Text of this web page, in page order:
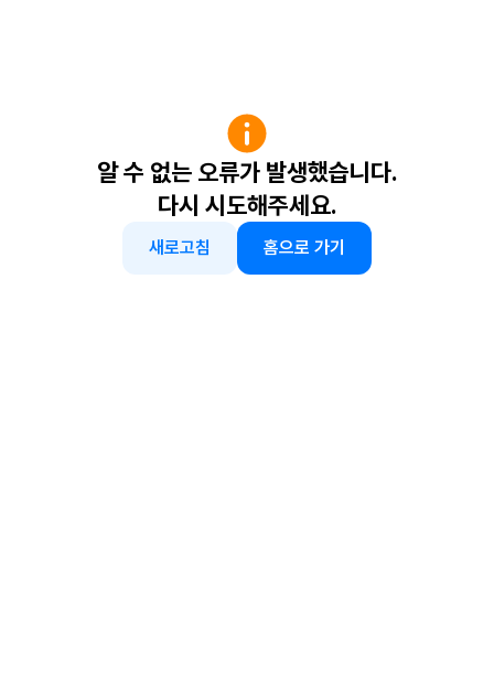
알 수 없는 오류가 발생했습니다.
다시 시도해주세요.
새로고침 홈으로 가기